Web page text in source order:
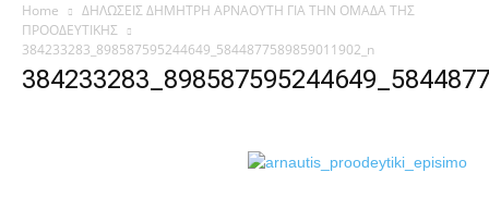
Home
ΔΗΛΩΣΕΙΣ ΔΗΜΗΤΡΗ ΑΡΝΑΟΥΤΗ ΓΙΑ ΤΗΝ ΟΜΑΔΑ ΤΗΣ
ΠΡΟΟΔΕΥΤΙΚΗΣ
384233283_898587595244649_5844877589859011902_n